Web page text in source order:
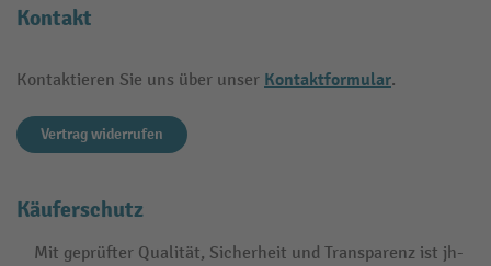
Kontakt
Kontaktieren Sie uns über unser Kontaktformular.
Vertrag widerrufen
Käuferschutz
Mit geprüfter Qualität, Sicherheit und Transparenz ist jh-